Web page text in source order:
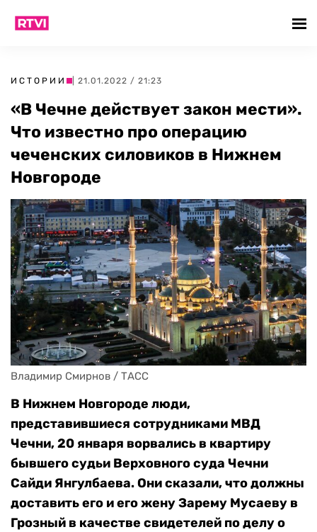
ИСТОРИИ | 21.01.2022 / 21:23
«В Чечне действует закон мести».
Что известно про операцию
чеченских силовиков в Нижнем
Новгороде
Владимир Смирнов / ТАСС
В Нижнем Новгороде люди,
представившиеся сотрудниками МВД
Чечни, 20 января ворвались в квартиру
бывшего судьи Верховного суда Чечни
Сайди Янгулбаева. Они сказали, что должны
доставить его и его жену Зарему Мусаеву в
Грозный в качестве свидетелей по делу о